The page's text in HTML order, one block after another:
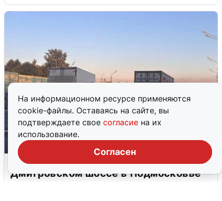
На информационном ресурсе применяются
cookie-файлы. Оставаясь на сайте, вы
подтверждаете свое согласие на их
использование.
Согласен
Пять машин столкнулись на
Дмитровском шоссе в Подмосковье